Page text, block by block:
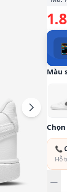
📱
Màu
📞
Hỗ